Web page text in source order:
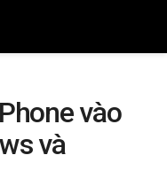
vào
và